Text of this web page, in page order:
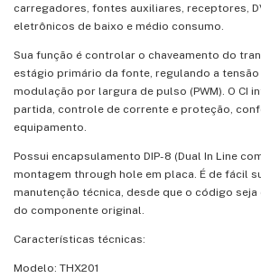
carregadores, fontes auxiliares, receptores,
eletrônicos de baixo e médio consumo.
Sua função é controlar o chaveamento do
estágio primário da fonte, regulando a
modulação por largura de pulso (PWM). O CI
partida, controle de corrente e proteção,
equipamento.
Possui encapsulamento DIP-8 (Dual In Line
montagem through hole em placa. É de fácil
manutenção técnica, desde que o código
do componente original.
Características técnicas:
Modelo: THX201